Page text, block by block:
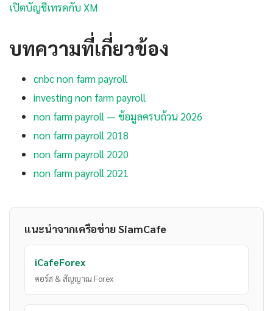
เปิดบัญชีเทรดกับ XM
บทความที่เกี่ยวข้อง
cnbc non farm payroll
investing non farm payroll
non farm payroll — ข้อมูลครบถ้วน 2026
non farm payroll 2018
non farm payroll 2020
non farm payroll 2021
แนะนำจากเครือข่าย SiamCafe
iCafeForex
คอร์ส & สัญญาณ Forex